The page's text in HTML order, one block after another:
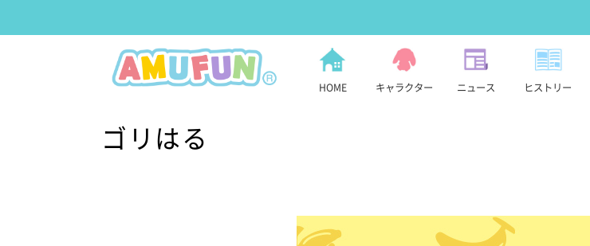
HOME キャラクター ニュース ヒストリー
ゴリはる